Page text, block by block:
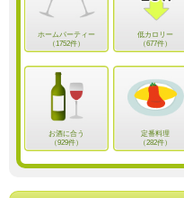
ホームパーティー
（1752件）
低カロリー
（677件）
お酒に合う
（929件）
定番料理
（282件）